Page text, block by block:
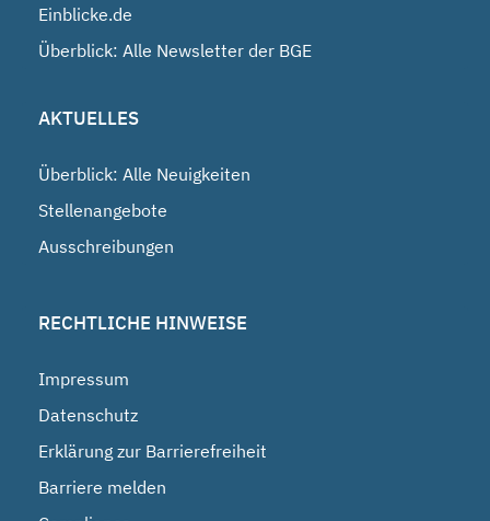
Einblicke.de
Überblick: Alle Newsletter der BGE
AKTUELLES
Überblick: Alle Neuigkeiten
Stellenangebote
Ausschreibungen
RECHTLICHE HINWEISE
Impressum
Datenschutz
Erklärung zur Barrierefreiheit
Barriere melden